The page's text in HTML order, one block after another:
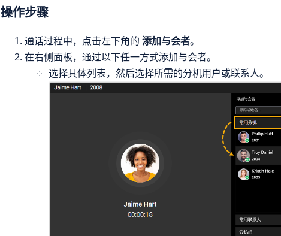
操作步骤
通话过程中，点击左下角的 添加与会者。
在右侧面板，通过以下任一方式添加与会者。
选择具体列表，然后选择所需的分机用户或联系人。